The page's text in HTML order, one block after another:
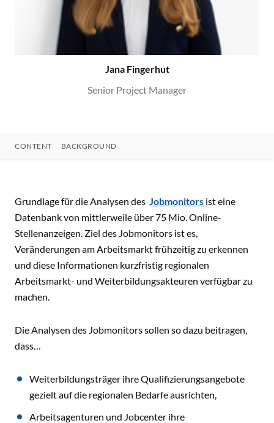
Jana Fingerhut
Senior Project Manager
CONTENT BACKGROUND
CONTENT
Grundlage für die Analysen des Jobmonitors ist eine
Datenbank von mittlerweile über 75 Mio. Online-
Stellenanzeigen. Ziel des Jobmonitors ist es,
Veränderungen am Arbeitsmarkt frühzeitig zu erkennen
und diese Informationen kurzfristig regionalen
Arbeitsmarkt- und Weiterbildungsakteuren verfügbar zu
machen.
Die Analysen des Jobmonitors sollen so dazu beitragen,
dass…
Weiterbildungsträger ihre Qualifizierungsangebote
gezielt auf die regionalen Bedarfe ausrichten,
Arbeitsagenturen und Jobcenter ihre